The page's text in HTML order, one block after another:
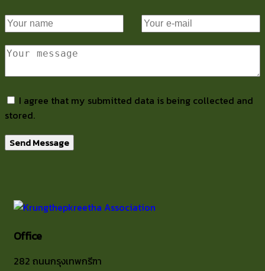
I agree that my submitted data is being collected and
stored.
Send Message
Office
282 ถนนกรุงเทพกรีฑา